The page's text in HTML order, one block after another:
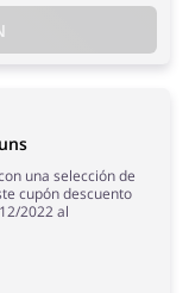
una selección de
cupón descuento
2022 al